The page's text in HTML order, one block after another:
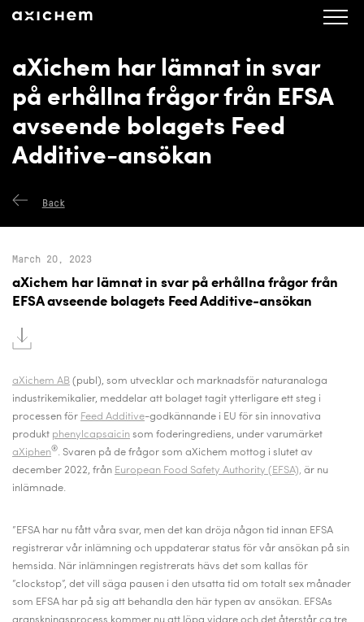
axichem.se Press releases
aXichem har lämnat in svar
på erhållna frågor från EFSA
avseende bolagets Feed
Additive-ansökan
Back
March 20, 2023
aXichem har lämnat in svar på erhållna frågor från
EFSA avseende bolagets Feed Additive-ansökan
aXichem AB (publ), som utvecklar och marknadsför naturanaloga
industrikemikalier, meddelar att bolaget tagit ytterligare ett steg i
processen för Feed Additive-godkännande i EU för sin innovativa
produkt phenylcapsaicin som foderingrediens, under varumärket
aXiphen®. Svaren på de frågor som aXichem mottog i slutet av
december 2022, från European Food Safety Authority (EFSA), är nu
inlämnade.
”EFSA har nu fått våra svar, men det kan dröja någon tid innan EFSA
registrerar vår inlämning och uppdaterar status för vår ansökan på sin
hemsida. När inlämningen registrerats hävs det som kallas för
”clockstop”, det vill säga pausen i den utsatta tid om totalt sex månader
som EFSA har på sig att behandla den här typen av ansökan. EFSAs